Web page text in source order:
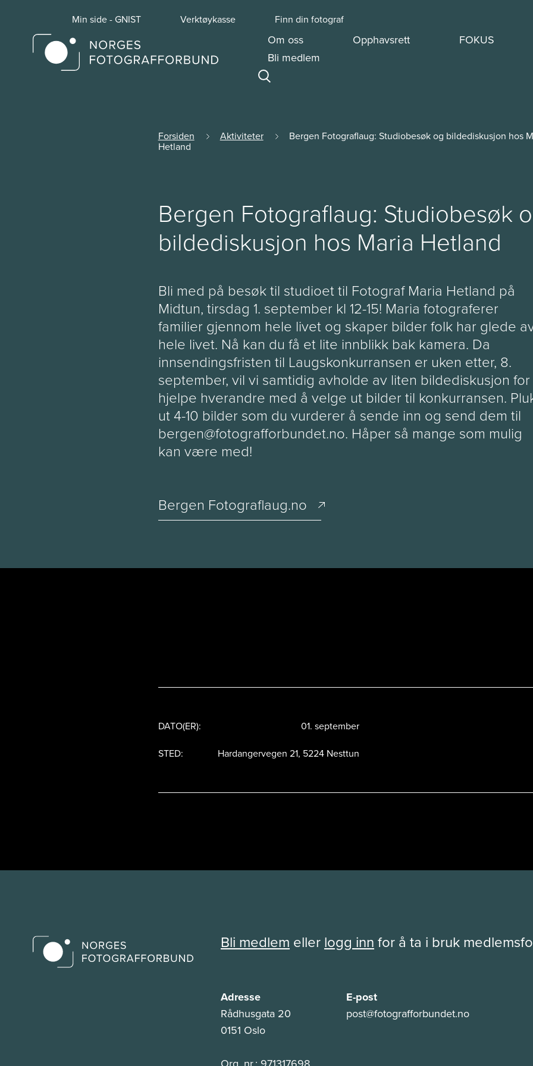
Min side - GNIST Verktøykasse Finn din fotograf
Om oss Opphavsrett FOKUS
Bli medlem
Forsiden Aktiviteter Bergen Fotograflaug: Studiobesøk og bildediskusjon hos
Hetland
Bergen Fotograflaug: Studiobesøk
bildediskusjon hos Maria Hetland
Bli med på besøk til studioet til Fotograf Maria Hetland på
Midtun, tirsdag 1. september kl 12-15! Maria fotograferer
familier gjennom hele livet og skaper bilder folk har glede
hele livet. Nå kan du få et lite innblikk bak kamera. Da
innsendingsfristen til Laugskonkurransen er uken etter, 8.
september, vil vi samtidig avholde av liten bildediskusjon for
hjelpe hverandre med å velge ut bilder til konkurransen.
ut 4-10 bilder som du vurderer å sende inn og send dem til
bergen@fotografforbundet.no. Håper så mange som mulig
kan være med!
Bergen Fotograflaug.no
DATO(ER):
01. september
STED:
Hardangervegen 21, 5224 Nesttun
Bli medlem ellerlogg innfor å ta i bruk
Adresse
Rådhusgata 20
0151 Oslo
E-post
post@fotografforbundet.no